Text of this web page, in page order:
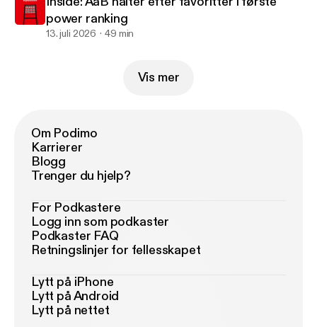
power ranking
13. juli 2026 49 min
Vis mer
Om Podimo
Karrierer
Blogg
Trenger du hjelp?
For Podkastere
Logg inn som podkaster
Podkaster FAQ
Retningslinjer for fellesskapet
Lytt på iPhone
Lytt på Android
Lytt på nettet